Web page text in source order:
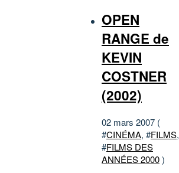
OPEN
RANGE de
KEVIN
COSTNER
(2002)
02 mars 2007 (
#CINÉMA, #FILMS,
#FILMS DES
ANNÉES 2000)